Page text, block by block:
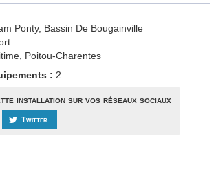
Ponty, Bassin De Bougainville
Poitou-Charentes
: 2
installation sur vos réseaux sociaux
Twitter